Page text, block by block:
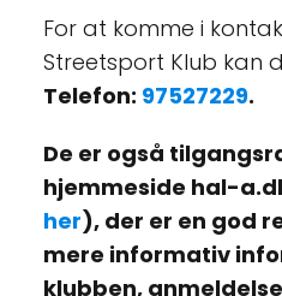
For at komme i
Streetsport Klub kan
Telefon: 97527229.
De er også
hjemmeside hal-
her), der er en god
mere informativ
klubben,